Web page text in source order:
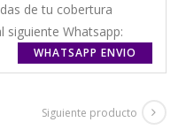
de tu cobertura
siguiente Whatsapp:
WHATSAPP ENVIO
Siguiente producto